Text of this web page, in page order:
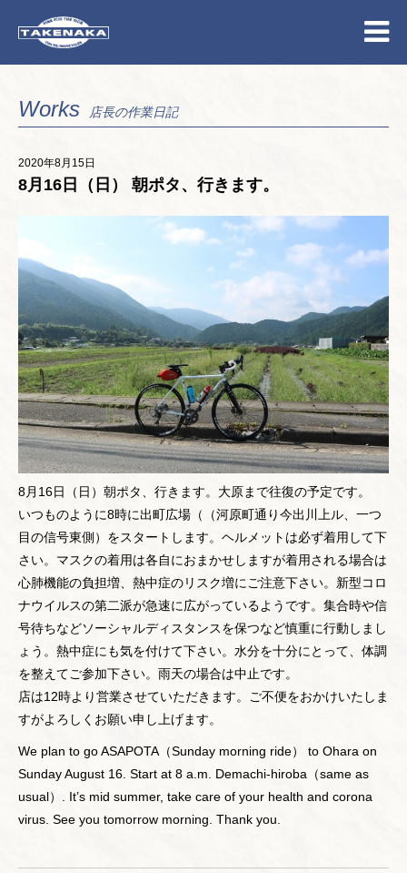
Works 店長の作業日記
2020年8月15日
8月16日（日） 朝ポタ、行きます。
8月16日（日）朝ポタ、行きます。大原まで往復の予定です。
いつものように8時に出町広場（（河原町通り今出川上ル、一つ
目の信号東側）をスタートします。ヘルメットは必ず着用して下
さい。マスクの着用は各自におまかせしますが着用される場合は
心肺機能の負担増、熱中症のリスク増にご注意下さい。新型コロ
ナウイルスの第二派が急速に広がっているようです。集合時や信
号待ちなどソーシャルディスタンスを保つなど慎重に行動しまし
ょう。熱中症にも気を付けて下さい。水分を十分にとって、体調
を整えてご参加下さい。雨天の場合は中止です。
店は12時より営業させていただきます。ご不便をおかけいたしま
すがよろしくお願い申し上げます。
We plan to go ASAPOTA（Sunday morning ride） to Ohara on
Sunday August 16. Start at 8 a.m. Demachi-hiroba（same as
usual）. It’s mid summer, take care of your health and corona
virus. See you tomorrow morning. Thank you.